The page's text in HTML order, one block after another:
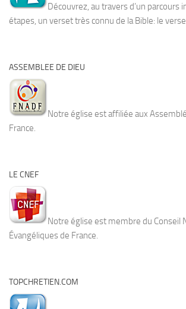
Découvrez, au travers d’un parcours
étapes, un verset très connu de la Bible: le
ASSEMBLEE DE DIEU
Notre église est affiliée aux
France.
LE CNEF
Notre église est membre du Conseil
Évangéliques de France.
TOPCHRETIEN.COM